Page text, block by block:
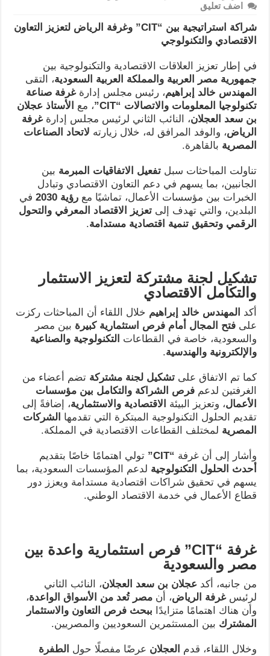
اضف تعليق
شراكة استراتيجية بين“CIT”
وغرفة الرياض لتعزيز التعاون
الاقتصادي والتكنولوجي
في إطار تعزيز العلاقات الاقتصادية والتكنولوجية بين
جمهورية مصر العربية والمملكة العربية السعودية، التقى
المهندس خالد إبراهيم، رئيس مجلس إدارة غرفة صناعة
تكنولوجيا المعلومات والاتصالات“CIT” ، مع
الأستاذ عجلان
بن سعد العجلان، النائب الثاني لرئيس مجلس إدارة غرفة
الرياض، والوفد المرافق له، خلال زيارته لاتحاد الصناعات
المصريةبالقاهرة.
تناولت المباحثات سبل تفعيل الاتفاقيات المبرمةبين
الجانبين، بما يسهم في دعم التعاون الاقتصادي وتبادل
الخبرات بين مؤسسات الأعمال، تماشيًا مع رؤية 2030
في
البلدين، والتي تهدف إلى تعزيز الاقتصاد المعرفي والتحول
الرقمي وتحقيق تنمية اقتصادية مستدامة.
تشكيل لجنة مشتركة لتعزيز الاستثمار
والتكامل الاقتصادي
أكد المهندس خالد إبراهيمخلال اللقاء أن المباحثات ركزت
على فتح المجال أمام فرص استثمارية كبيرةبين مصر
والسعودية، خاصة في القطاعات التكنولوجية والصناعية
والإلكترونية والهندسية.
كما تم الاتفاق على تشكيل لجنة مشتركةتضم أعضاء من
الغرفتين لدعم فرص الشراكة والتكامل بين مؤسسات
الأعمال، وتعزيز البيئة الاقتصادية والاستثمارية، إضافةً إلى
تقديم الحلول التكنولوجية المبتكرة التي تقدمها الشركات
المصريةلمختلف القطاعات الاقتصادية في المملكة.
وأشار إلى أن غرفة “CIT”
تولي اهتمامًا خاصًا بتقديم
أحدث الحلول التكنولوجيةلدعم المؤسسات السعودية، بما
يسهم في تحقيق شراكات اقتصادية مستدامة ويعزز دور
قطاع الأعمال في خدمة الاقتصاد الوطني.
غرفة “CIT” فرص استثمارية واعدة بين
مصر والسعودية
من جانبه، أكد عجلان بن سعد العجلان، النائب الثاني
لرئيس غرفة الرياض، أن مصر تُعد من الأسواق الواعدة،
وأن هناك اهتمامًا متزايدًا ببحث فرص التعاون والاستثمار
المشتركبين المستثمرين السعوديين والمصريين.
وخلال اللقاء، قدم العجلانعرضًا مفصلًا حول الطفرة